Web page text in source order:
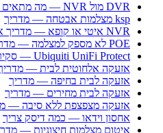
DVR מול NVR — מה מתאים לך
ksp מצלמות אבטחה — מדריך
NVR איטי או קופא — מדריך אופטימיזציה
POE לא מספק למצלמה — מדריך אבחון
Ubiquiti UniFi Protect — סקירה
אזעקה אלחוטית לבית —
אזעקה לבית בחיפה — מדריך
אזעקה לבית מחירים — מדריך
אזעקה מצפצפת ללא סיבה —
אחסון וידאו — כמה דיסק צריך
איטום מצלמות חיצוניות —